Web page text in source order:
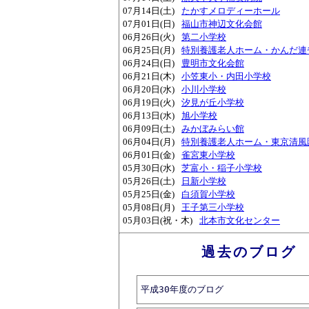
07月14日(土)
たかすメロディーホール
07月01日(日)
福山市神辺文化会館
06月26日(火)
第二小学校
06月25日(月)
特別養護老人ホーム・かんだ連
06月24日(日)
豊明市文化会館
06月21日(木)
小笠東小・内田小学校
06月20日(水)
小川小学校
06月19日(火)
汐見が丘小学校
06月13日(水)
旭小学校
06月09日(土)
みかぼみらい館
06月04日(月)
特別養護老人ホーム・東京清風
06月01日(金)
雀宮東小学校
05月30日(水)
芝富小・稲子小学校
05月26日(土)
日新小学校
05月25日(金)
白須賀小学校
05月08日(月)
王子第三小学校
05月03日(祝・木)
北本市文化センター
過去のブログ
平成30年度のブログ